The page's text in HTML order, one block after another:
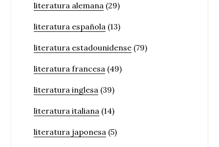
literatura alemana (29)
literatura española (13)
literatura estadounidense (79)
literatura francesa (49)
literatura inglesa (39)
literatura italiana (14)
literatura japonesa (5)